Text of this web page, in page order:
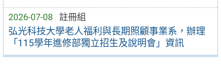
2026-07-08 註冊組
弘光科技大學老人福利與長期照顧事業系，辦理
「115學年進修部獨立招生及說明會」資訊